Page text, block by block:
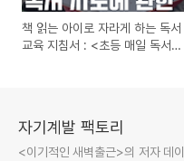
책 읽는 아이로 자라게 하는 독서
교육 지침서 : <초등 매일 독서의
자기계발 팩토리
<이기적인 새벽출근>의 저자 데